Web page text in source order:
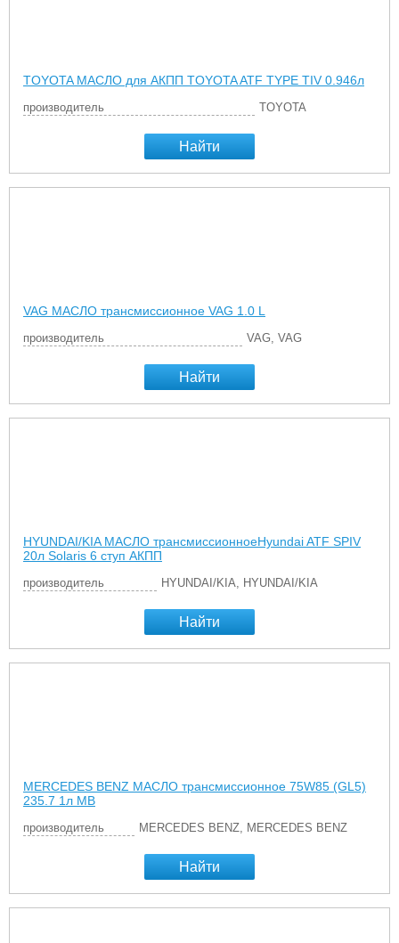
TOYOTA МАСЛО для АКПП TOYOTA ATF TYPE TIV 0.946л
производитель TOYOTA
Найти
VAG МАСЛО трансмиссионное VAG 1.0 L
производитель VAG, VAG
Найти
HYUNDAI/KIA МАСЛО трансмиссионноеHyundai ATF SPIV
20л Solaris 6 ступ АКПП
производитель HYUNDAI/KIA, HYUNDAI/KIA
Найти
MERCEDES BENZ МАСЛО трансмиссионное 75W85 (GL5)
235.7 1л MB
производитель MERCEDES BENZ, MERCEDES BENZ
Найти